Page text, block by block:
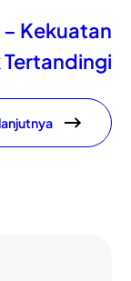
Kekuatan
Tertandingi